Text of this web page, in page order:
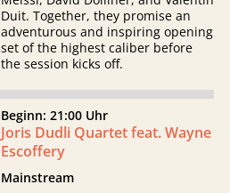
Duit. Together, they promise an
adventurous and inspiring opening
set of the highest caliber before
the session kicks off.
Beginn: 21:00 Uhr
Joris Dudli Quartet feat. Wayne
Escoffery
Mainstream